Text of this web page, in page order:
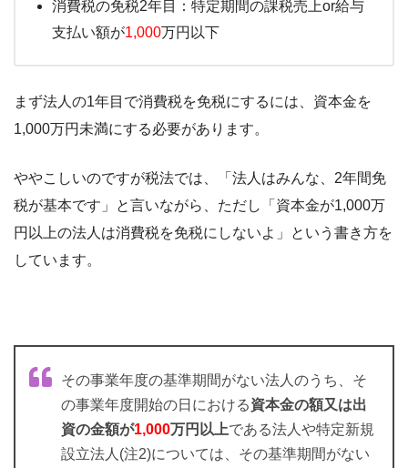
消費税の免税2年目：特定期間の課税売上or給与
支払い額が1,000万円以下
まず法人の1年目で消費税を免税にするには、資本金を
1,000万円未満にする必要があります。
ややこしいのですが税法では、「法人はみんな、2年間免
税が基本です」と言いながら、ただし「資本金が1,000万
円以上の法人は消費税を免税にしないよ」という書き方を
しています。
その事業年度の基準期間がない法人のうち、そ
の事業年度開始の日における資本金の額又は出
資の金額が1,000万円以上である法人や特定新規
設立法人(注2)については、その基準期間がない